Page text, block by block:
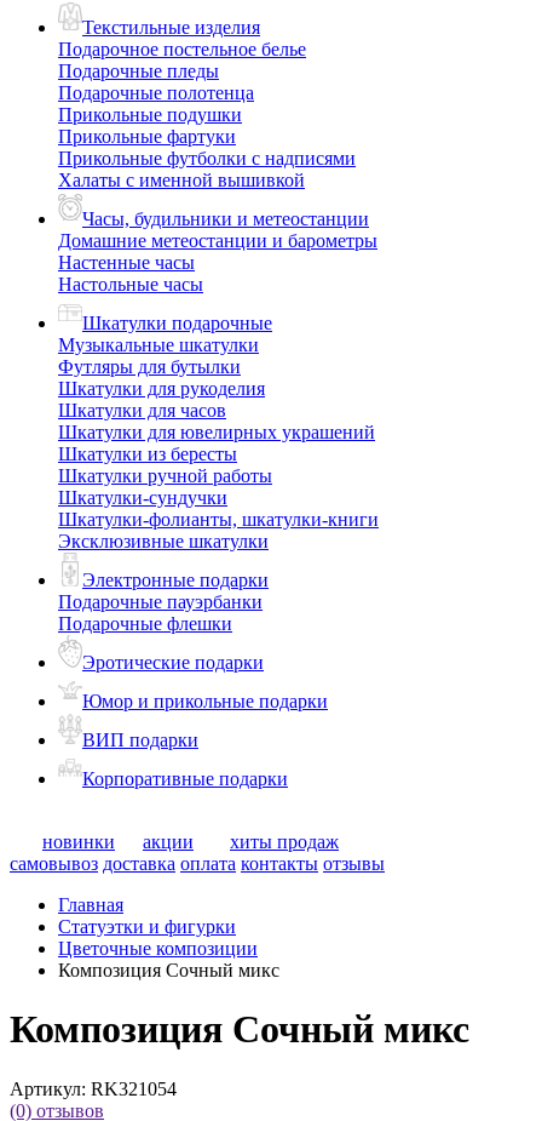
Текстильные изделия
Подарочное постельное белье
Подарочные пледы
Подарочные полотенца
Прикольные подушки
Прикольные фартуки
Прикольные футболки с надписями
Халаты с именной вышивкой
Часы, будильники и метеостанции
Домашние метеостанции и барометры
Настенные часы
Настольные часы
Шкатулки подарочные
Музыкальные шкатулки
Футляры для бутылки
Шкатулки для рукоделия
Шкатулки для часов
Шкатулки для ювелирных украшений
Шкатулки из бересты
Шкатулки ручной работы
Шкатулки-сундучки
Шкатулки-фолианты, шкатулки-книги
Эксклюзивные шкатулки
Электронные подарки
Подарочные пауэрбанки
Подарочные флешки
Эротические подарки
Юмор и прикольные подарки
ВИП подарки
Корпоративные подарки
новинки акции
хиты продаж
самовывоз доставка оплата контакты отзывы
Главная
Статуэтки и фигурки
Цветочные композиции
Композиция Сочный микс
Композиция Сочный микс
Артикул: RK321054
(0) отзывов